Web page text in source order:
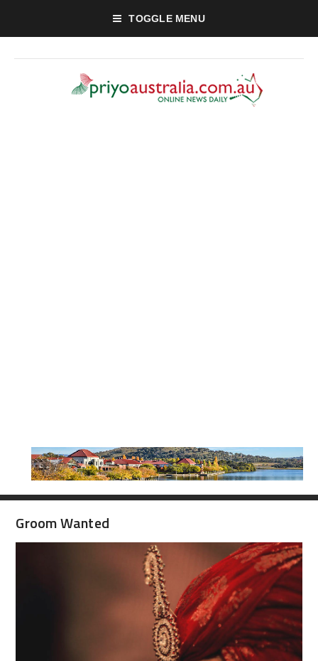
TOGGLE MENU
Groom Wanted